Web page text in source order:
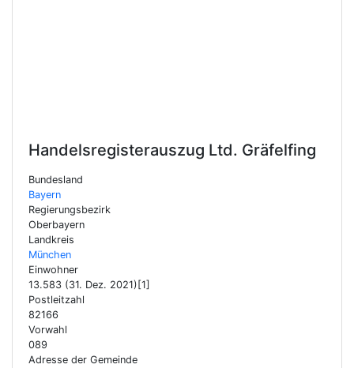
Handelsregisterauszug Ltd. Gräfelfing
Bundesland
Bayern
Regierungsbezirk
Oberbayern
Landkreis
München
Einwohner
13.583 (31. Dez. 2021)[1]
Postleitzahl
82166
Vorwahl
089
Adresse der Gemeinde